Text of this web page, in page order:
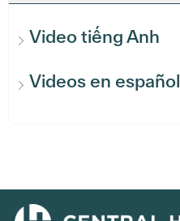
Video tiếng Anh
Videos en español